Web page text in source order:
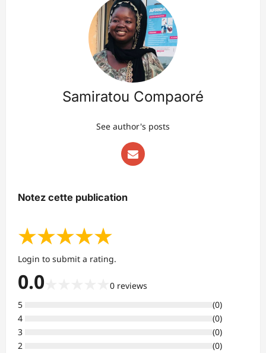
Samiratou Compaoré
See author's posts
Notez cette publication
★★★★★
Login to submit a rating.
0.0 0 reviews
5
(0)
4
(0)
3
(0)
2
(0)